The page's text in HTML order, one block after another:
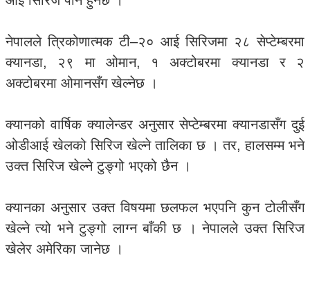
नेपालले त्रिकोणात्मक टी–२० आई सिरिजमा २८ सेप्टेम्बरमा
क्यानडा, २९ मा ओमान, १ अक्टोबरमा क्यानडा र २
अक्टोबरमा ओमानसँग खेल्नेछ ।
क्यानको वार्षिक क्यालेन्डर अनुसार सेप्टेम्बरमा क्यानडासँग दुई
ओडीआई खेलको सिरिज खेल्ने तालिका छ । तर, हालसम्म भने
उक्त सिरिज खेल्ने टुङ्गो भएको छैन ।
क्यानका अनुसार उक्त विषयमा छलफल भएपनि कुन टोलीसँग
खेल्ने त्यो भने टुङ्गो लाग्न बाँकी छ । नेपालले उक्त सिरिज
खेलेर अमेरिका जानेछ ।